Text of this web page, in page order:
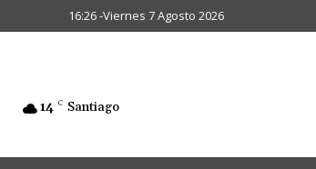
16:26 -Viernes 7 Agosto 2026
14 C Santiago